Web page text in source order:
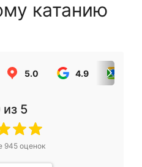
катанию
5.0 4.9
из 5
945оценок